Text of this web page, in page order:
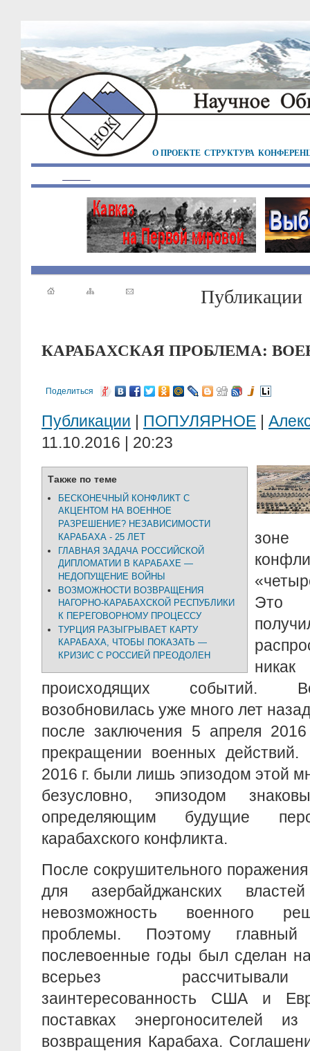
О ПРОЕКТЕ СТРУКТУРА
Публикации
КАРАБАХСКАЯ ПРОБЛЕМА:
Поделиться
Публикации | ПОПУЛЯРНОЕ |
11.10.2016 | 20:23
Также по теме
БЕСКОНЕЧНЫЙ КОНФЛИКТ С
АКЦЕНТОМ НА ВОЕННОЕ
РАЗРЕШЕНИЕ? НЕЗАВИСИМОСТИ
КАРАБАХА - 25 ЛЕТ
ГЛАВНАЯ ЗАДАЧА РОССИЙСКОЙ
ДИПЛОМАТИИ В КАРАБАХЕ —
НЕДОПУЩЕНИЕ ВОЙНЫ
ВОЗМОЖНОСТИ ВОЗВРАЩЕНИЯ
НАГОРНО-КАРАБАХСКОЙ РЕСПУБЛИКИ
К ПЕРЕГОВОРНОМУ ПРОЦЕССУ
ТУРЦИЯ РАЗЫГРЫВАЕТ КАРТУ
КАРАБАХА, ЧТОБЫ ПОКАЗАТЬ —
КРИЗИС С РОССИЕЙ ПРЕОДОЛЕН
Это
происходящих событий.
возобновилась уже много лет
после заключения 5 апреля
прекращении военных
2016 г. были лишь эпизодом этой
безусловно, эпизодом
определяющим будущие
карабахского конфликта.
После сокрушительного
для азербайджанских
невозможность военного
проблемы. Поэтому
послевоенные годы был сделан
всерьез
заинтересованность США и
поставках энергоносителей
возвращения Карабаха.